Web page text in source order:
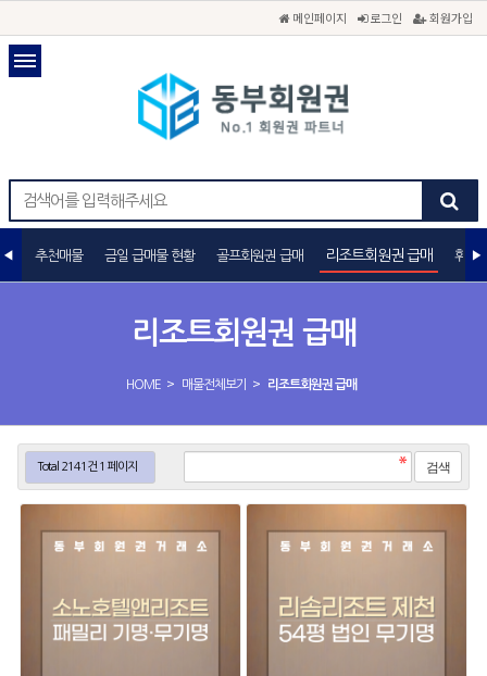
메인페이지 로그인 회원가입
리조트회원권 급매
HOME > 매물전체보기 > 리조트회원권 급매
추천매물 금일 급매물 현황 골프회원권 급매 리조트회원권 급매 휘트
Total 2141건 1 페이지